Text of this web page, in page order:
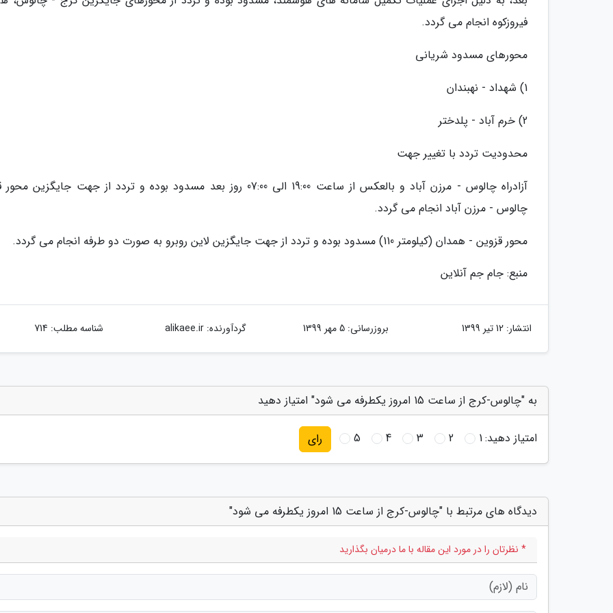
فیروزکوه انجام می گردد.
محورهای مسدود شریانی
1) شهداد - نهبندان
2) خرم آباد - پلدختر
محدودیت تردد با تغییر جهت
آزادراه چالوس - مرزن آباد و بالعکس از ساعت 19:00 الی 07:00 روز بعد مسدود بوده و تردد از جهت جایگزین
چالوس - مرزن آباد انجام می گردد.
محور قزوین - همدان (کیلومتر 110) مسدود بوده و تردد از جهت جایگزین لاین روبرو به صورت دو طرفه انجام می گردد.
منبع: جام جم آنلاین
انتشار: 12 تیر 1399 بروزرسانی: 5 مهر 1399 گردآورنده:alikaee.ir شناسه مطلب: 714
به "چالوس-کرج از ساعت 15 امروز یکطرفه می شود" امتیاز دهید
امتیاز دهید:1
2
3
4
5 رای
دیدگاه های مرتبط با "چالوس-کرج از ساعت 15 امروز یکطرفه می شود"
* نظرتان را در مورد این مقاله با ما درمیان بگذارید